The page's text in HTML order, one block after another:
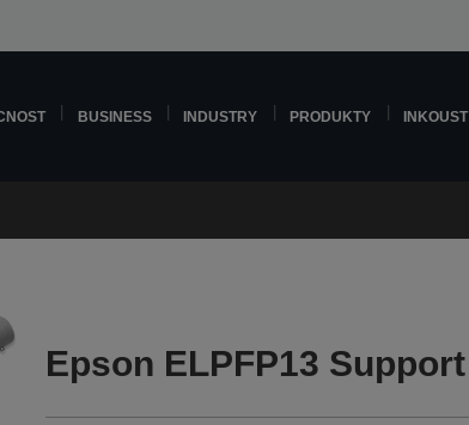
BUSINESS INDUSTRY PRODUKTY INKOUST
Epson ELPFP13 Support